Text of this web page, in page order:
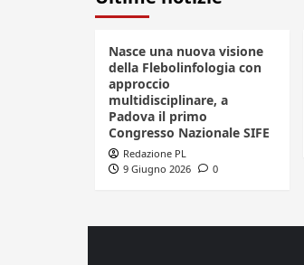
Nasce una nuova visione
della Flebolinfologia con
approccio
multidisciplinare, a
Padova il primo
Congresso Nazionale SIFE
Redazione PL
9 Giugno 2026
0